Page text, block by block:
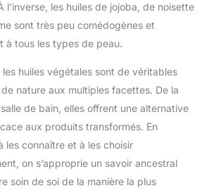
l’inverse, les huiles de jojoba, de noisette
sont très peu comédogènes et
à tous les types de peau.
les huiles végétales sont de véritables
nature aux multiples facettes. De la
de bain, elles offrent une alternative
aux produits transformés. En
les connaître et à les choisir
on s’approprie un savoir ancestral
soin de soi de la manière la plus